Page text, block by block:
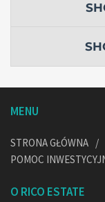
MENU
STRONA GŁÓWNA
POMOC
O RICO ESTATE